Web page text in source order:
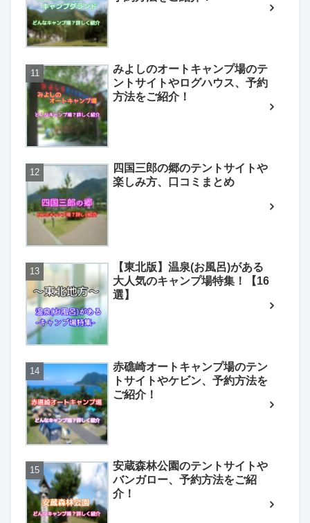
みよしのオートキャンプ場のテ
ントサイトやログハウス、予約
方法をご紹介！
四国三郎の郷のテントサイトや
楽しみ方、口コミまとめ
【東北版】温泉(お風呂)がある
大人気のキャンプ場特集！【16
選】
赤礁崎オートキャンプ場のテン
トサイトやケビン、予約方法を
ご紹介！
安蔵森林公園のテントサイトや
バンガロー、予約方法をご紹
介！